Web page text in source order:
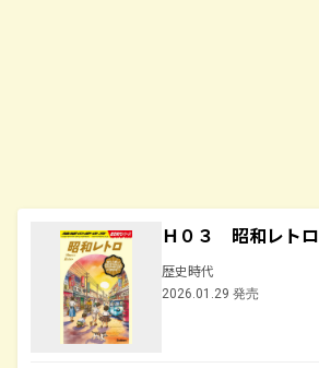
Ｈ０３ 昭和レトロ
歴史時代
2026.01.29 発売